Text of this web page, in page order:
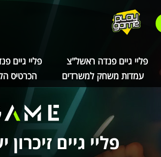
פליי גיים פנדה ראשל"צ פליי גיים
עמדות משחק למשרדים
הכרטיס
פליי גיים זיכרון